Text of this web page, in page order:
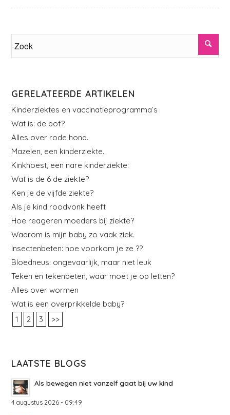
GERELATEERDE ARTIKELEN
Kinderziektes en vaccinatieprogramma’s
Wat is: de bof?
Alles over rode hond.
Mazelen, een kinderziekte.
Kinkhoest, een nare kinderziekte:
Wat is de 6 de ziekte?
Ken je de vijfde ziekte?
Als je kind roodvonk heeft
Hoe reageren moeders bij ziekte?
Waarom is mijn baby zo vaak ziek.
Insectenbeten: hoe voorkom je ze ??
Bloedneus: ongevaarlijk, maar niet leuk
Teken en tekenbeten, waar moet je op letten?
Alles over wormen
Wat is een overprikkelde baby?
1
2 3 >>
LAATSTE BLOGS
Als bewegen niet vanzelf gaat bij uw kind
4 augustus 2026 - 09:49